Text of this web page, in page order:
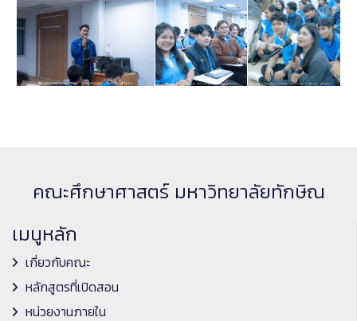
คณะศึกษาศาสตร์ มหาวิทยาลัยทักษิณ
เมนูหลัก
เกี่ยวกับคณะ
หลักสูตรที่เปิดสอน
หน่วยงานภายใน